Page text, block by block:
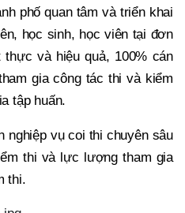
phố quan tâm và triển khai
học sinh, học viên tại đơn
và hiệu quả, 100% cán
gia công tác thi và kiểm
tập huấn.
nghiệp vụ coi thi chuyên sâu
thi và lực lượng tham gia
thi.